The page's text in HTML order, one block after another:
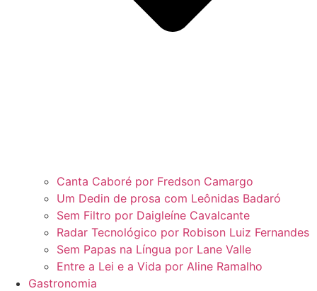
Canta Caboré por Fredson Camargo
Um Dedin de prosa com Leônidas Badaró
Sem Filtro por Daigleíne Cavalcante
Radar Tecnológico por Robison Luiz Fernandes
Sem Papas na Língua por Lane Valle
Entre a Lei e a Vida por Aline Ramalho
Gastronomia